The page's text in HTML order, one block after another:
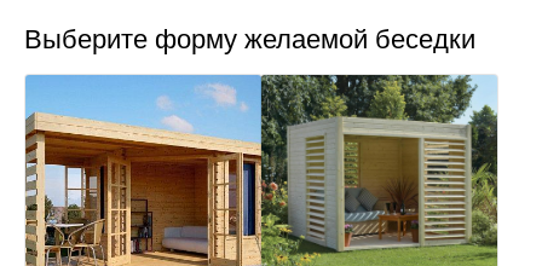
Выберите форму желаемой беседки